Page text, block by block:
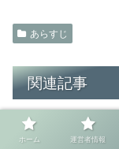
あらすじ
関連記事
あらすじ
ホーム 運営者情報